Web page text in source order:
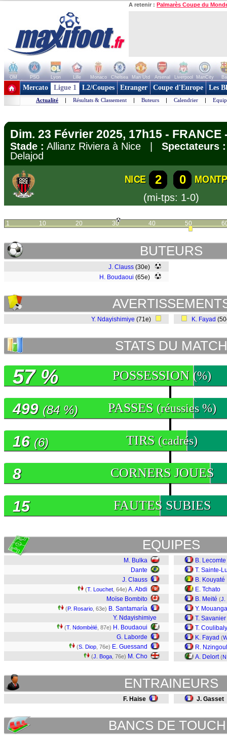
A retenir : Palmarès Coupe du
OM PSG Lyon Lille Monaco Chelsea Man Utd Arsenal Liverpool ManCity
+ de clubs
Mercato Ligue 1 L2/Coupes Etranger Coupe d'Europe Les
Actualité | Résultats & Classement | Buteurs | Calendrier |
Dim. 23 Février 2025, 17h15 - FRANCE
Stade : Allianz Riviera à Nice | Spectateurs :
Delajod
NICE 2 0
(mi-tps: 1-0)
1 10 20 30 40 50
BUTEURS
J. Clauss (30e)
H. Boudaoui (65e)
Y. Ndayishimiye (71e) K. Fayad
STATS DU MATCH
POSSESSION (%)
57 %
PASSES (réussies %)
499 (84 %)
TIRS (cadrés)
16 (6)
CORNERS JOUES
8
FAUTES SUBIES
15
EQUIPES
M. Bulka
Dante
J. Clauss
(T. Louchet , 64e) A. Abdi
Moïse Bombito
(P. Rosario , 63e) B. Santamaría
Y. Ndayishimiye
(T. Ndombèlé , 87e) H. Boudaoui
G. Laborde
(S. Diop , 76e) E. Guessand
(J. Boga , 76e) M. Cho
B. Lecomte
T. Sainte-
B. Kouyaté
E. Tchato
B. Meité (J.
Y. Mouanga
T. Savanier
T. Coulibaly
K. Fayad (
R.
A. Delort (
ENTRAINEURS
F. Haise J. Gasset
BANCS DE